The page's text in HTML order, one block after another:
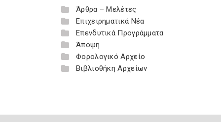
Άρθρα – Μελέτες
Επιχειρηματικά Νέα
Επενδυτικά Προγράμματα
Άποψη
Φορολογικό Αρχείο
Βιβλιοθήκη Αρχείων